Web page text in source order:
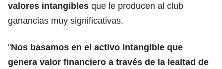
valores intangibles que le producen al club
ganancias muy significativas.
"Nos basamos en el activo intangible que
genera valor financiero a través de la lealtad de